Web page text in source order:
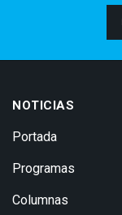
NOTICIAS
Portada
Programas
Columnas